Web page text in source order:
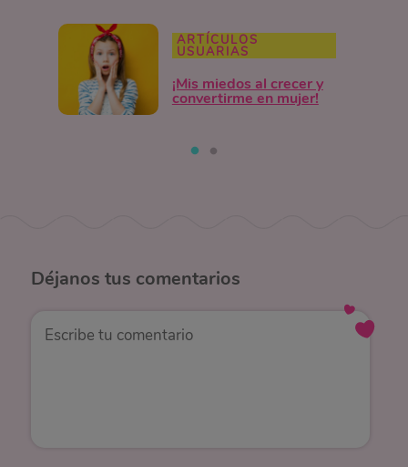
ARTÍCULOS
USUARIAS
¡Mis miedos al crecer y
convertirme en mujer!
Déjanos tus comentarios